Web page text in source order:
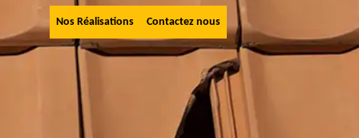
Nos Réalisations Contactez nous